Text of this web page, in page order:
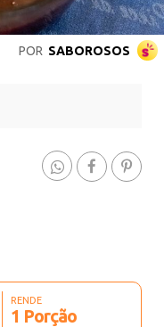
POR SABOROSOS
RENDE
1 Porção